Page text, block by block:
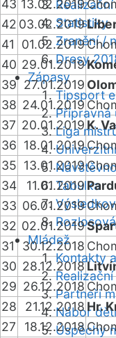
Statistiky
Zranění /
Dresy
Zápasy
Tipsport
Přípravná
Liga
Tabulka
Mládež
Kontakty
Partneři
Nábor dětí
Úspěchy
43 13.02.2019
42 03.02.2019
41
01.02.2019
40 29.01.2019
39 27.01.2019
38 24.01.2019
37 20.01.2019 K.
36 18.01.2019
35 13.01.2019
34
11.01.2019
33 06.01.2019
32 02.01.2019
31
30.12.2018
30 28.12.2018
29 26.12.2018
28
21.12.2018 Hr.
27
18.12.2018